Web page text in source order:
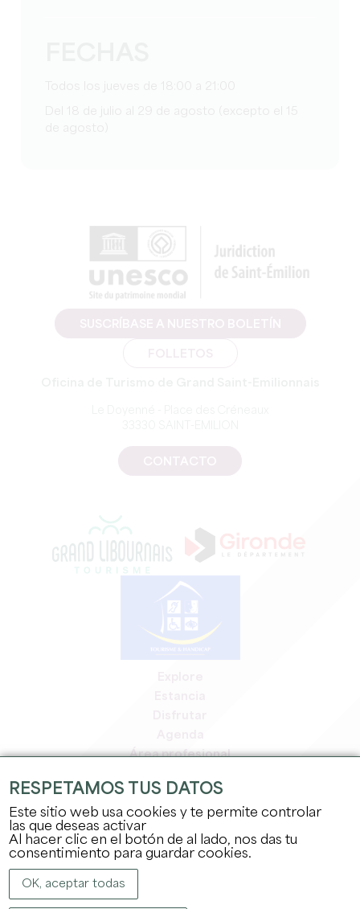
Área profesional
Espacio prensa
Empleo y prácticas
Información jurídica
Política de confidencialidad
RESPETAMOS TUS DATOS
Este sitio web usa cookies y te permite controlar
las que deseas activar
Al hacer clic en el botón de al lado, nos das tu
consentimiento para guardar cookies.
OK, aceptar todas